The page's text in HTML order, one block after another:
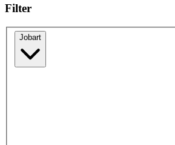
Filter
Jobart